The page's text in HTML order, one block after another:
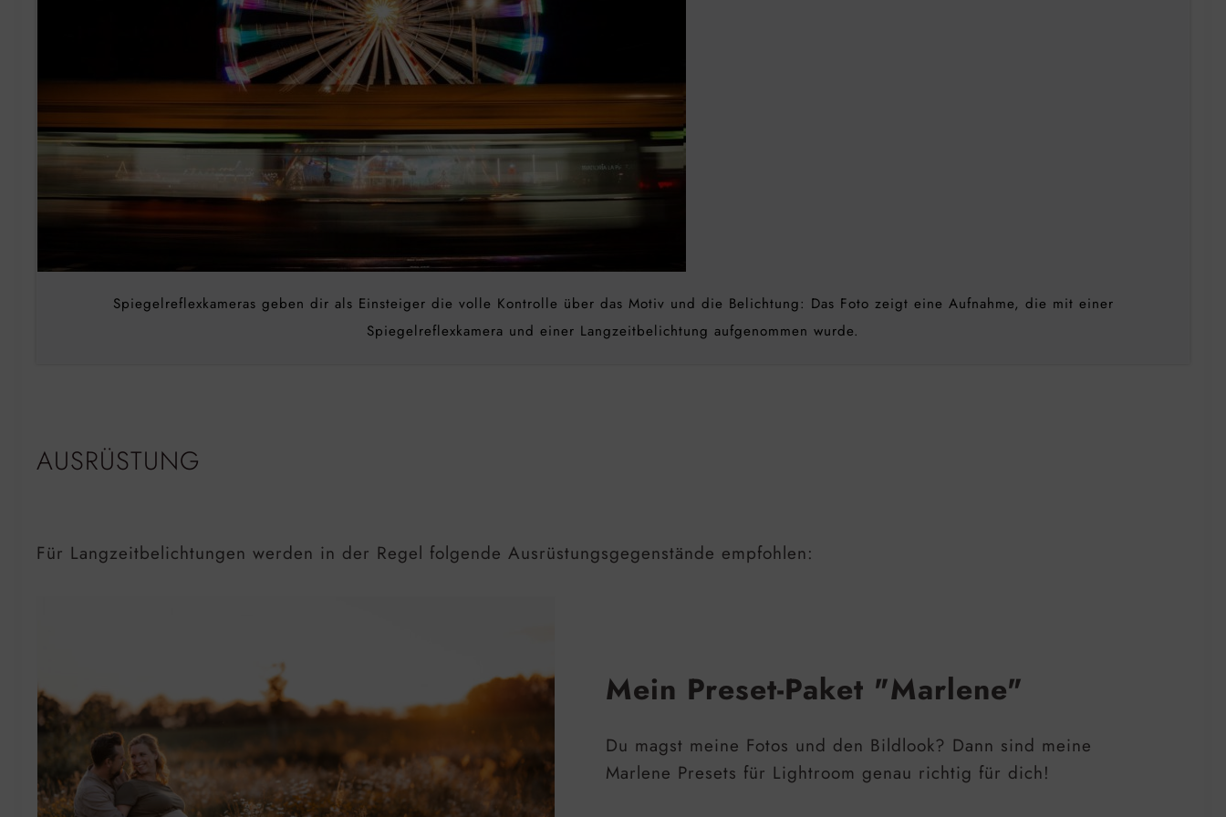
Spiegelreflexkameras geben dir als Einsteiger die volle Kontrolle über das Motiv und die Belichtung: Das Foto zeigt eine Aufnahme, die mit einer
Spiegelreflexkamera und einer Langzeitbelichtung aufgenommen wurde.
AUSRÜSTUNG
Für Langzeitbelichtungen werden in der Regel folgende Ausrüstungsgegenstände empfohlen:
Mein Preset-Paket "Marlene"
Du magst meine Fotos und den Bildlook? Dann sind meine
Marlene Presets für Lightroom genau richtig für dich!